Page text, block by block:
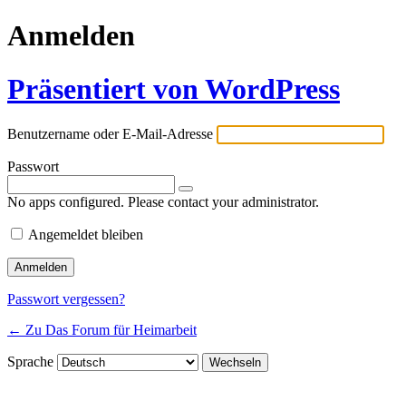
Anmelden
Präsentiert von WordPress
Benutzername oder E-Mail-Adresse
Passwort
No apps configured. Please contact your administrator.
Angemeldet bleiben
Passwort vergessen?
← Zu Das Forum für Heimarbeit
Sprache